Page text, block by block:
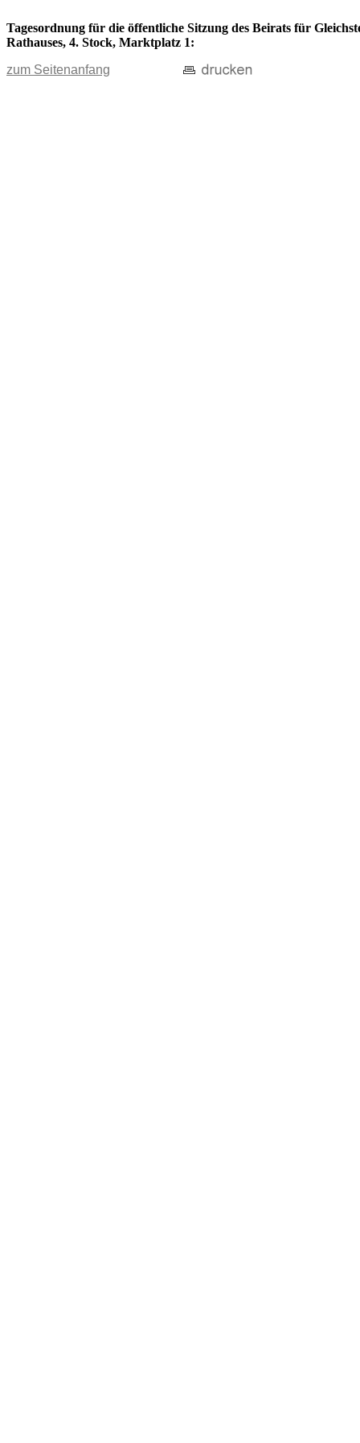
Tagesordnung für die öffentliche Sitzung des Beirats für
Rathauses, 4. Stock, Marktplatz 1:
zum Seitenanfang